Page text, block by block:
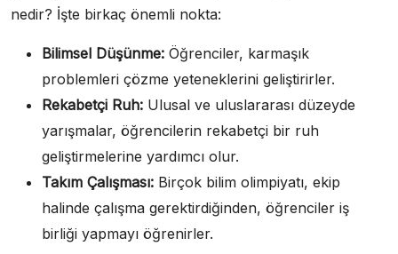
nedir? İşte birkaç önemli nokta:
Bilimsel Düşünme: Öğrenciler, karmaşık
problemleri çözme yeteneklerini geliştirirler.
Rekabetçi Ruh: Ulusal ve uluslararası düzeyde
yarışmalar, öğrencilerin rekabetçi bir ruh
geliştirmelerine yardımcı olur.
Takım Çalışması: Birçok bilim olimpiyatı, ekip
halinde çalışma gerektirdiğinden, öğrenciler iş
birliği yapmayı öğrenirler.